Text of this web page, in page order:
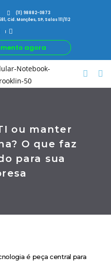
(11) 98882-0873
Cid. Monções, SP, Salas 111/112
agora
ou manter
O que faz
para sua
é peça central para